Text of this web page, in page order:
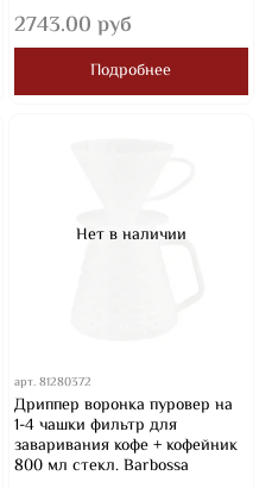
2743.00 руб
Подробнее
Нет в наличии
арт.81280372
Дриппер воронка пуровер на
1-4 чашки фильтр для
заваривания кофе + кофейник
800 мл стекл. Barbossa